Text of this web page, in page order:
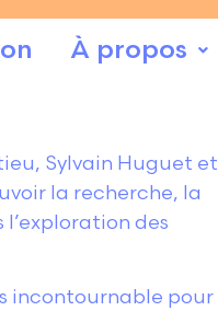
À propos
Sylvain Huguet et
la recherche, la
des
incontournable pour